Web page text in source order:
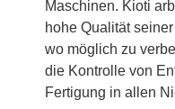
Maschinen. Kioti
hohe Qualität
wo möglich zu
die Kontrolle von
Fertigung in allen